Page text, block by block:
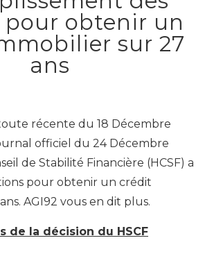
pour obtenir un
sur 27
ans
récente du 18 Décembre
officiel du 24 Décembre
de Stabilité Financière (HCSF) a
pour obtenir un crédit
AGI92 vous en dit plus.
de la décision du HSCF